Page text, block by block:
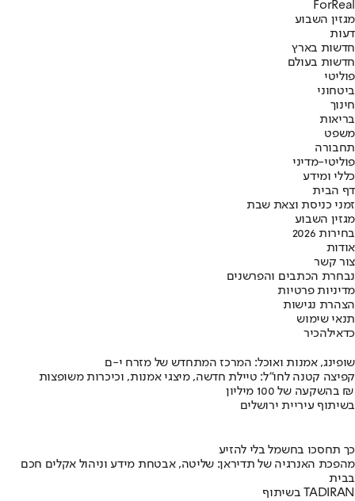
ForReal
מגזין השבוע
דעות
חדשות בארץ
חדשות בעולם
פוליטי
ביטחוני
חינוך
בריאות
משפט
תחבורה
פוליטי-מדיני
כללי ומידע
דף הבית
זמני כניסת וצאת שבת
מגזין השבוע
בחירות 2026
אודות
צור קשר
נבחרת הכתבים והפרשנים
מדיניות פרטיות
הצהרת נגישות
תנאי שימוש
כדאילהכיר
שופינג, אמנות ואוכל: המרכז המתחדש של מזרח י-ם
קפיצה קטנה לחו"ל: טיילת חדשה, מיצגי אמנות, וכיכרות משופצות
בהשקעה של 100 מיליון ₪
בשיתוף עיריית ירושלים
כך תחסכו בחשמל בלי להזיע
מהפכת האנרגיה של תדיראן: שליטה, אבטחת מידע וניהול אקלים חכם
בבית
בשיתוף TADIRAN